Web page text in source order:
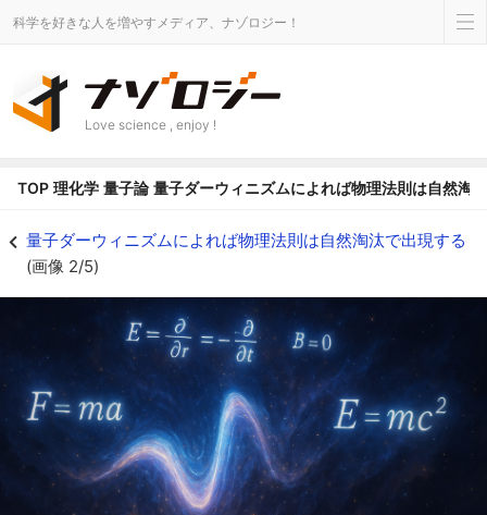
科学を好きな人を増やすメディア、ナゾロジー！
Love science , enjoy !
TOP 理化学 量子論 量子ダーウィニズムによれば物理法則は自然淘
量子ダーウィニズムによれば物理法則は自然淘汰で出現する
(画像 2/5)